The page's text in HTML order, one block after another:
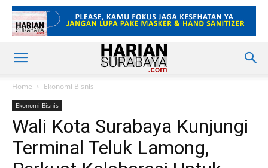
Home Ekonomi Bisnis
Ekonomi Bisnis
Wali Kota Surabaya Kunjungi
Terminal Teluk Lamong,